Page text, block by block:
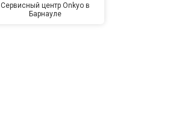
Сервисный центр Onkyo в
Барнауле